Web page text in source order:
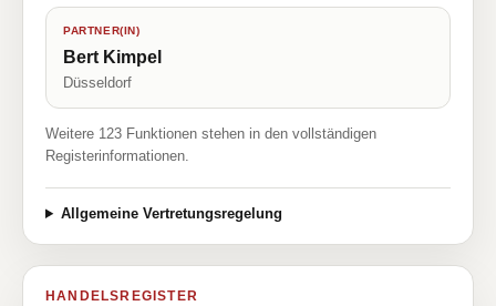
PARTNER(IN)
Bert Kimpel
Düsseldorf
Weitere 123 Funktionen stehen in den vollständigen
Registerinformationen.
Allgemeine Vertretungsregelung
HANDELSREGISTER